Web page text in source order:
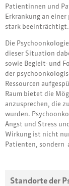
Patientinnen und
Erkrankung an
stark beeinträchtigt.
Die
dieser Situation
sowie Begleit- und
der
Ressourcen
Raum bietet die
anzusprechen, die
wurden.
Angst und Stress
Wirkung ist nicht
Patienten, sondern
Standorte der